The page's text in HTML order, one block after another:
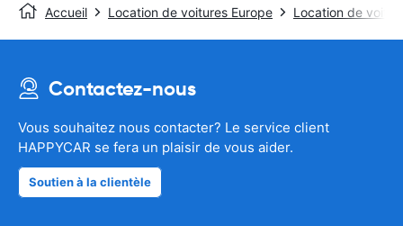
Accueil Location de voitures Europe Location de
Contactez-nous
Vous souhaitez nous contacter? Le service client
HAPPYCAR se fera un plaisir de vous aider.
Soutien à la clientèle